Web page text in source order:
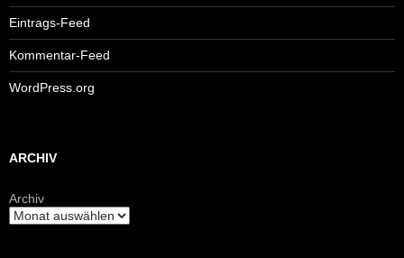
Eintrags-Feed
Kommentar-Feed
WordPress.org
ARCHIV
Archiv